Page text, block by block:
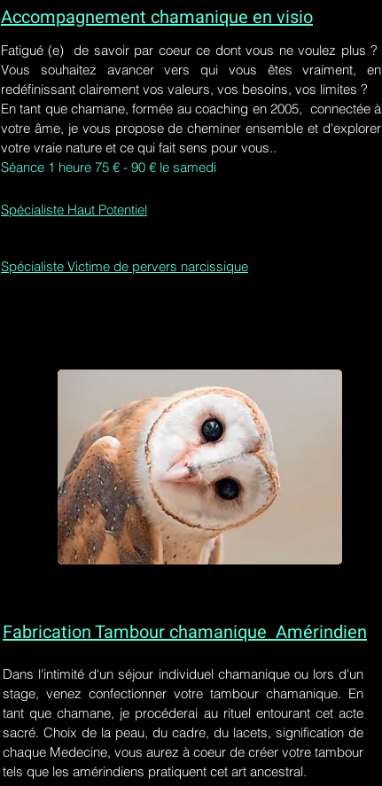
Accompagnement chamanique en visio
Fatigué (e) de savoir par coeur ce dont vous ne voulez plus ?
Vous souhaitez avancer vers qui vous êtes vraiment, en
redéfinissant clairement vos valeurs, vos besoins, vos limites ?
En tant que chamane, formée au coaching en 2005, connectée à
votre âme, je vous propose de cheminer ensemble et d'explorer
votre vraie nature et ce qui fait sens pour vous..
Séance 1 heure 75 € - 90 € le samedi
Spécialiste Haut Potentiel
Spécialiste Victime de pervers narcissique
Fabrication Tambour chamanique Amérindien
Dans l'intimité d'unséjour individuel chamaniqueou lors d'un
stage, venez confectionner votre tambour chamanique. En
tant que chamane, je procéderai au rituel entourant cet acte
sacré. Choix de la peau, du cadre, du lacets, signification de
chaque Medecine, vous aurez à coeur de créer votre tambour
tels que les amérindiens pratiquent cet art ancestral.